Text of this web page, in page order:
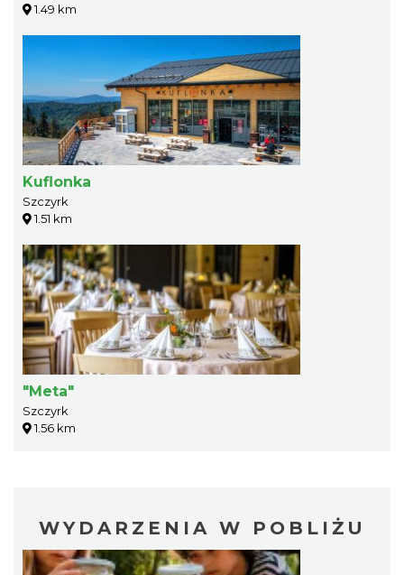
1.49 km
Kuflonka
Szczyrk
1.51 km
"Meta"
Szczyrk
1.56 km
WYDARZENIA W POBLIŻU